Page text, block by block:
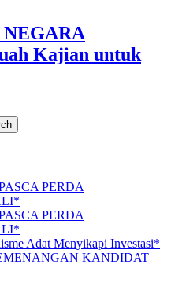
Kajian untuk
PERDA
PERDA
Adat Menyikapi Investasi*
KANDIDAT